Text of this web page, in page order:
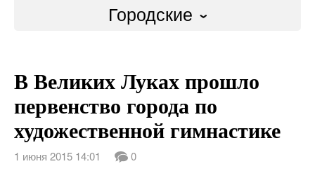
Городские
Слово Дело
Народные
ВТРК
В Великих Луках прошло
первенство города по
художественной гимнастике
1 июня 2015 14:01 0